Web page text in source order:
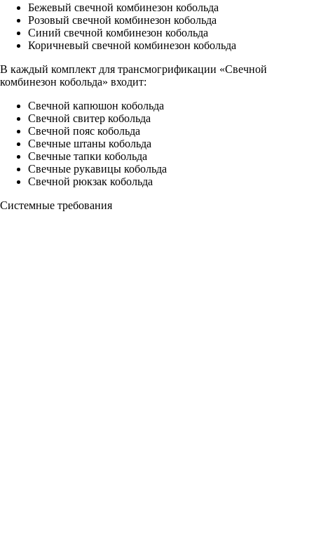
Бежевый свечной комбинезон кобольда
Розовый свечной комбинезон кобольда
Синий свечной комбинезон кобольда
Коричневый свечной комбинезон кобольда
В каждый комплект для трансмогрификации «Свечной
комбинезон кобольда» входит:
Свечной капюшон кобольда
Свечной свитер кобольда
Свечной пояс кобольда
Свечные штаны кобольда
Свечные тапки кобольда
Свечные рукавицы кобольда
Свечной рюкзак кобольда
Системные требования